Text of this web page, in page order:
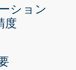
ション
度